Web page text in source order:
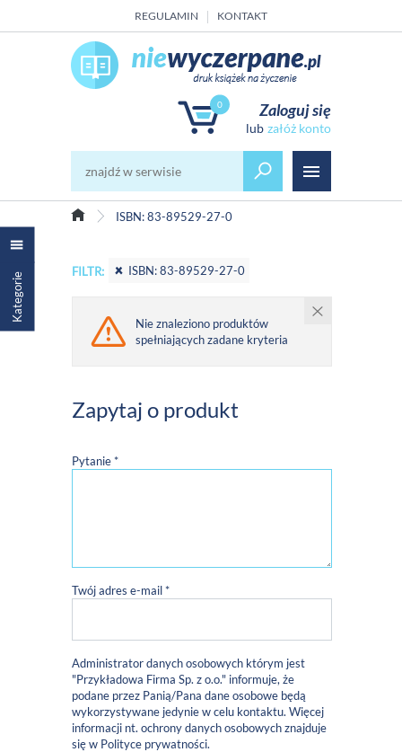
REGULAMIN KONTAKT
0 Zaloguj się
załóż konto
ISBN: 83-89529-27-0
Kategorie FILTR: ISBN: 83-89529-27-0
Nie znaleziono produktów
spełniających zadane kryteria
Zapytaj o produkt
Pytanie *
Twój adres e-mail *
Administrator danych osobowych którym jest
"Przykładowa Firma Sp. z o.o." informuje, że
podane przez Panią/Pana dane osobowe będą
wykorzystywane jedynie w celu kontaktu. Więcej
informacji nt. ochrony danych osobowych znajduje
się w Polityce prywatności.